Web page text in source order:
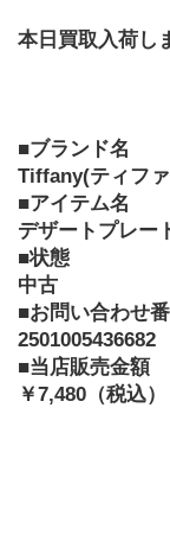
本日買取入荷し
■ブランド名
Tiffany(ティフ
■アイテム名
デザートプレー
■状態
中古
■お問い合わせ
2501005436682
■当店販売金額
￥7,480（税込）